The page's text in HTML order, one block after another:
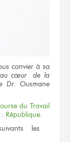
convier à sa
au cœur de la
Dr. Ousmane
du Travail
République.
les